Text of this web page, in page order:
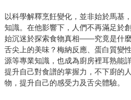
以科學解釋烹飪變化，並非始於馬基
知識。在他影響下，人們不再滿足於
始沉迷於探索食物真相——究竟是什
舌尖上的美味？梅納反應、蛋白質變
源等專業知識，也成為廚房裡耳熟能
提升自己對食譜的掌握力，不下廚的
物，提升自己的感受力及舌尖體驗。